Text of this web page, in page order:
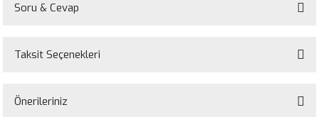
Soru & Cevap
Ürün hakkında henüz soru sorulmamış.
Taksit Seçenekleri
Önerileriniz